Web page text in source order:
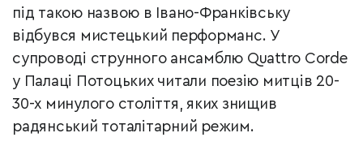
під такою назвою в Івано-Франківську
відбувся мистецький перформанс. У
супроводі струнного ансамблю Quattro Corde
у Палаці Потоцьких читали поезію митців 20-
30-х минулого століття, яких знищив
радянський тоталітарний режим.